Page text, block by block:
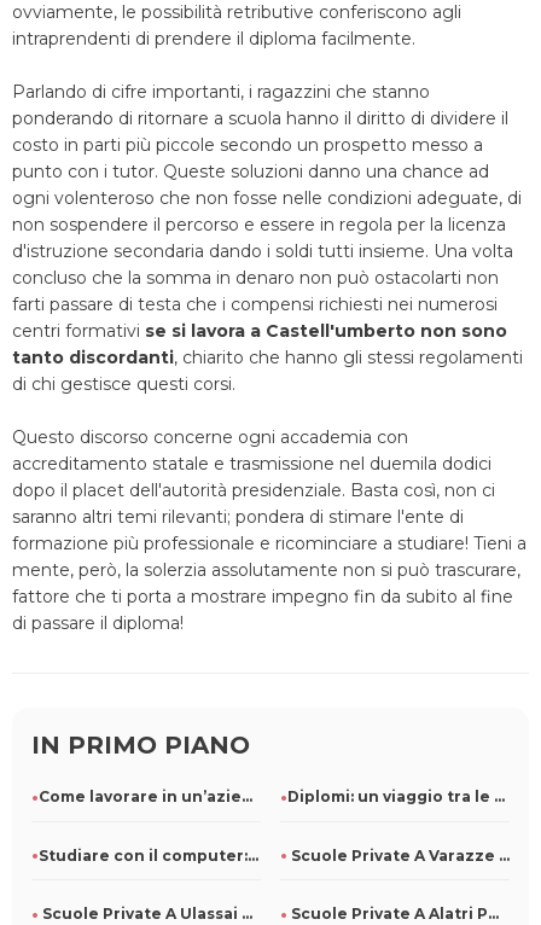
ovviamente, le possibilità retributive conferiscono agli
intraprendenti di prendere il diploma facilmente.
Parlando di cifre importanti, i ragazzini che stanno
ponderando di ritornare a scuola hanno il diritto di dividere il
costo in parti più piccole secondo un prospetto messo a
punto con i tutor. Queste soluzioni danno una chance ad
ogni volenteroso che non fosse nelle condizioni adeguate, di
non sospendere il percorso e essere in regola per la licenza
d'istruzione secondaria dando i soldi tutti insieme. Una volta
concluso che la somma in denaro non può ostacolarti non
farti passare di testa che i compensi richiesti nei numerosi
centri formativi se si lavora a Castell'umberto non sono
tanto discordanti, chiarito che hanno gli stessi regolamenti
di chi gestisce questi corsi.
Questo discorso concerne ogni accademia con
accreditamento statale e trasmissione nel duemila dodici
dopo il placet dell'autorità presidenziale. Basta così, non ci
saranno altri temi rilevanti; pondera di stimare l'ente di
formazione più professionale e ricominciare a studiare! Tieni a
mente, però, la solerzia assolutamente non si può trascurare,
fattore che ti porta a mostrare impegno fin da subito al fine
di passare il diploma!
IN PRIMO PIANO
Come lavorare in un’azienda di pulizie: ruoli e competenze r Diplomi: un viaggio tra le diverse specializzazioni
Studiare con il computer: come usarlo al meglio Scuole Private A Varazze Per Tutti
Scuole Private A Ulassai Per Tutti Scuole Private A Alatri Per Tutti